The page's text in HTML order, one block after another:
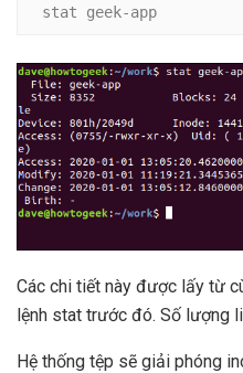
stat geek-app
Các chi tiết này được lấy từ
lệnh stat trước đó. Số lượng
Hệ thống tệp sẽ giải phóng